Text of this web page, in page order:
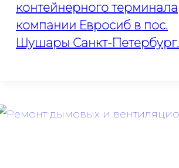
контейнерного терминала
компании Евросиб в пос.
Шушары Санкт-Петербург.